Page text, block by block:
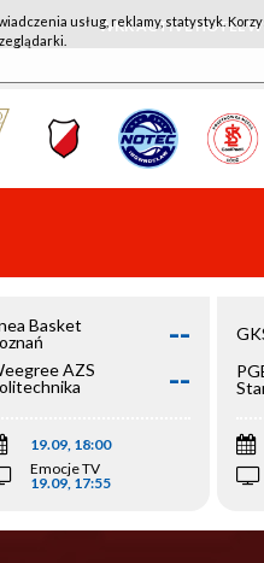
WKK ACTIVE HOTEL
Basket
--
AZS
--
19.09, 18:00
Emocje TV
19.09, 17:55
usług, reklamy, statystyk.